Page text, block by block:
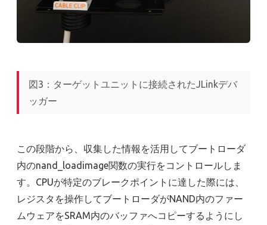
図3：ターゲットユニットに接続されたJLinkデバ
ッガー
この段階から、収集した情報を活用してブートローダ
内のnand_loadimage関数の実行をコントロールしま
す。CPUが特定のブレークポイントに達した際には、
レジスタを操作してブートローダがNAND内のファー
ムウェアをSRAM内のバッファへコピーするようにし